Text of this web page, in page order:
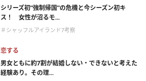
シリーズ初“強制帰国”の危機と今シーズン初キ
ス！ 女性が沼るモ...
＃シャッフルアイランド7考察
恋する
男女ともに約7割が結婚しない・できないと考えた
経験あり。その理...